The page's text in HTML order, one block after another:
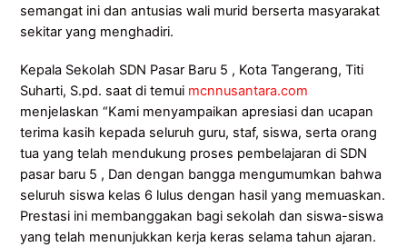
semangat ini dan antusias wali murid berserta masyarakat
sekitar yang menghadiri.
Kepala Sekolah SDN Pasar Baru 5 , Kota Tangerang, Titi
Suharti, S.pd. saat di temui mcnnusantara.com
menjelaskan “Kami menyampaikan apresiasi dan ucapan
terima kasih kepada seluruh guru, staf, siswa, serta orang
tua yang telah mendukung proses pembelajaran di SDN
pasar baru 5 , Dan dengan bangga mengumumkan bahwa
seluruh siswa kelas 6 lulus dengan hasil yang memuaskan.
Prestasi ini membanggakan bagi sekolah dan siswa-siswa
yang telah menunjukkan kerja keras selama tahun ajaran.